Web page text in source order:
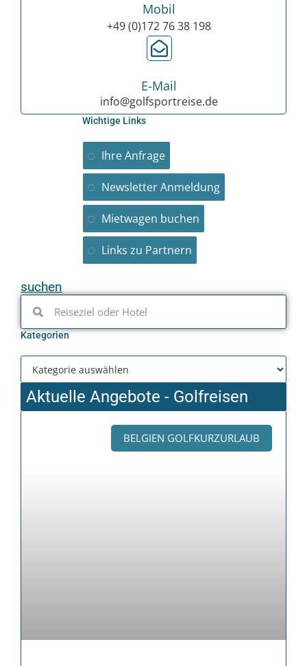
Mobil
+49 (0)172 76 38 198
E-Mail
info@golfsportreise.de
Wichtige Links
Ihre Anfrage
Newsletter Anmeldung
Mietwagen buchen
Links zu Partnern
suchen
Kategorien
Aktuelle Angebote - Golfreisen
BELGIEN GOLFKURZURLAUB